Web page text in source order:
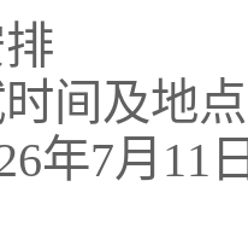
时间及地点
年7月